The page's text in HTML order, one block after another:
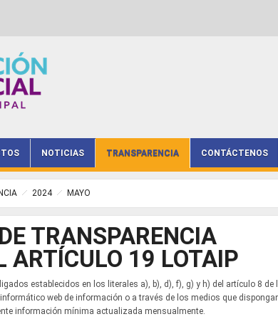
NOTICIAS TRANSPARENCIA CONTÁCTENOS
2024 MAYO
TRANSPARENCIA
ARTÍCULO 19 LOTAIP
establecidos en los literales a), b), d), f), g) y h) del artículo 8 de
web de información o a través de los medios que
información mínima actualizada mensualmente.